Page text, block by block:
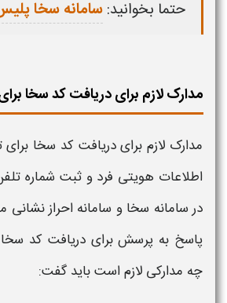
حتما بخوانید:سامانه سخا
مدارک لازم برای دریافت کد سخا
مدارک لازم برای دریافت کد سخا
اطلاعات هویتی فرد و ثبت شماره تلفن
در سامانه سخا و سامانه احراز
پاسخ به پرسشبرای دریافت کد
چه مدارکی لازم استباید گفت: